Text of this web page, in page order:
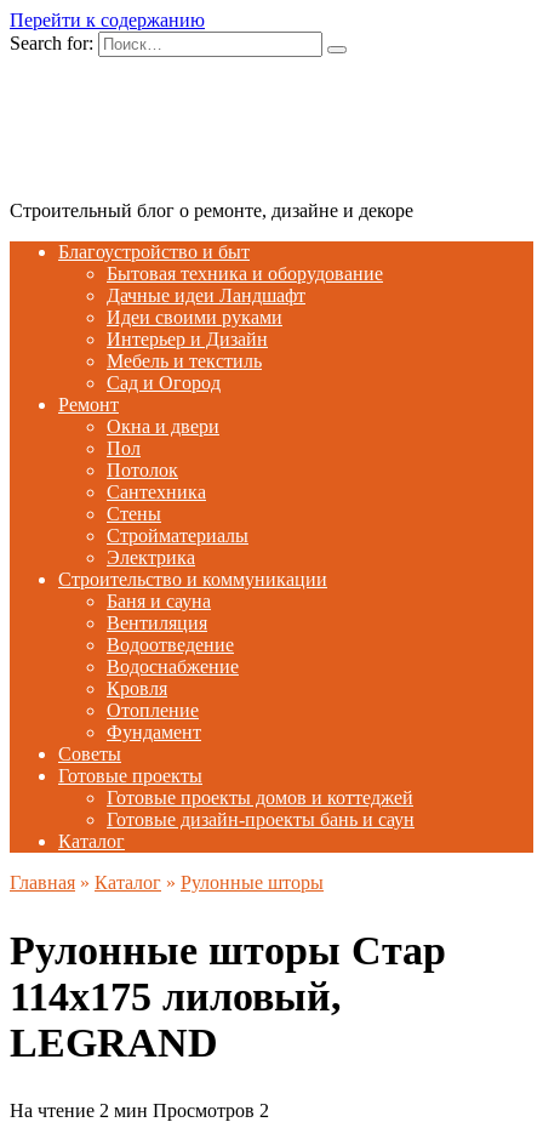
Перейти к содержанию
Search for:
Строительный блог о ремонте, дизайне и декоре
Благоустройство и быт
Бытовая техника и оборудование
Дачные идеи Ландшафт
Идеи своими руками
Интерьер и Дизайн
Мебель и текстиль
Сад и Огород
Ремонт
Окна и двери
Пол
Потолок
Сантехника
Стены
Стройматериалы
Электрика
Строительство и коммуникации
Баня и сауна
Вентиляция
Водоотведение
Водоснабжение
Кровля
Отопление
Фундамент
Советы
Готовые проекты
Готовые проекты домов и коттеджей
Готовые дизайн-проекты бань и саун
Каталог
Главная » Каталог » Рулонные шторы
Рулонные шторы Стар
114х175 лиловый,
LEGRAND
На чтение 2 мин Просмотров 2